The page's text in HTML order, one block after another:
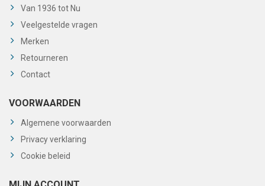
Van 1936 tot Nu
Veelgestelde vragen
Merken
Retourneren
Contact
VOORWAARDEN
Algemene voorwaarden
Privacy verklaring
Cookie beleid